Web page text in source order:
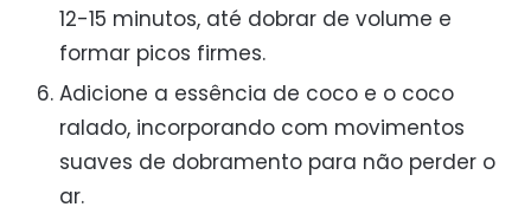
12-15 minutos, até dobrar de volume e
formar picos firmes.
Adicione a essência de coco e o coco
ralado, incorporando com movimentos
suaves de dobramento para não perder o
ar.